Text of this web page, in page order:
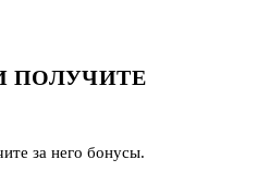
ПОЛУЧИТЕ
за него бонусы.